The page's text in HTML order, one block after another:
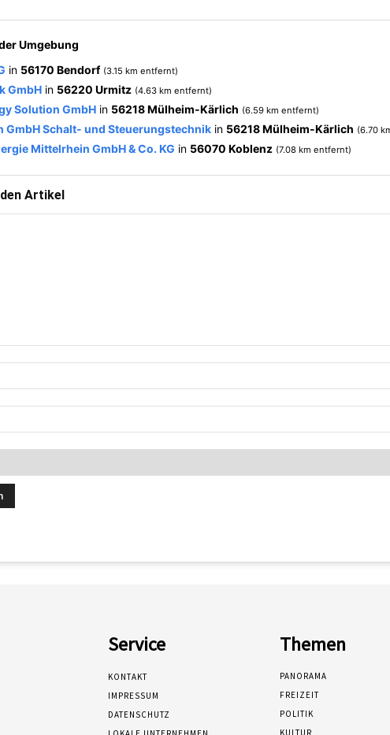
Umgebung
in 56170 Bendorf (3.15 km entfernt)
GmbH in 56220 Urmitz (4.63 km entfernt)
Solution GmbH in 56218 Mülheim-Kärlich (6.59 km entfernt)
GmbH Schalt- und Steuerungstechnik in 56218 Mülheim-Kärlich (6.70
Mittelrhein GmbH & Co. KG in 56070 Koblenz (7.08 km entfernt)
Artikel
Service
KONTAKT
IMPRESSUM
DATENSCHUTZ
Themen
PANORAMA
FREIZEIT
POLITIK
KULTUR